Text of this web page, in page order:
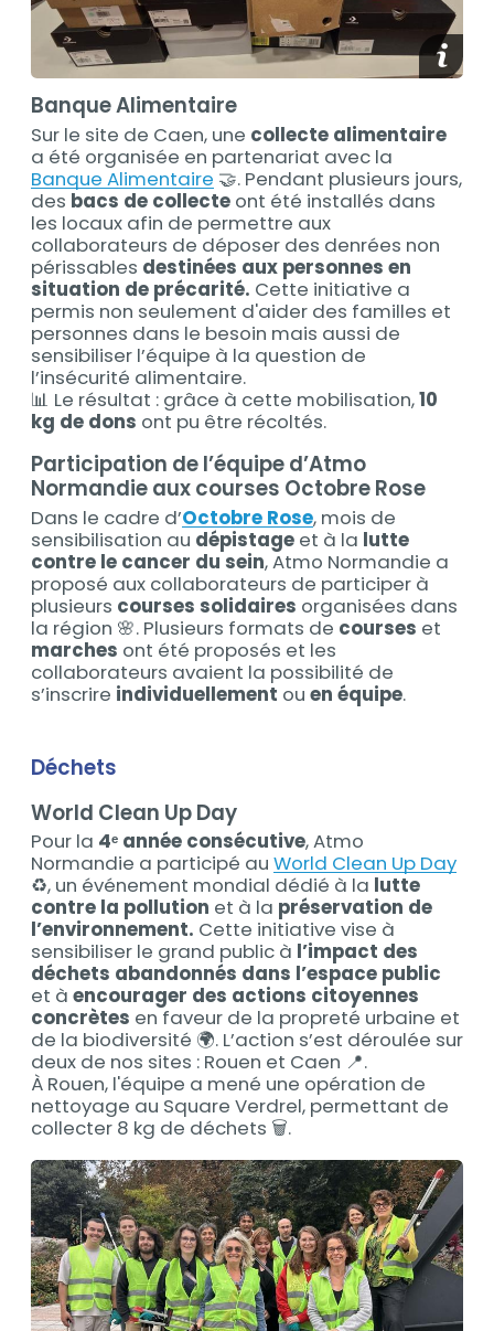
Banque Alimentaire
Sur le site de Caen, une collecte alimentaire
a été organisée en partenariat avec la
Banque Alimentaire 🤝. Pendant plusieurs jours,
des bacs de collecteont été installés dans
les locaux afin de permettre aux
collaborateurs de déposer des denrées non
périssables destinées aux personnes en
situation de précarité. Cette initiative a
permis non seulement d'aider des familles et
personnes dans le besoin mais aussi de
sensibiliser l’équipe à la question de
l’insécurité alimentaire.
📊 Le résultat : grâce à cette mobilisation,10
kg de dons ont pu être récoltés.
Participation de l’équipe d’Atmo
Normandie aux courses Octobre Rose
Dans le cadre d’Octobre Rose, mois de
sensibilisation au dépistageet à la lutte
contre le cancer du sein, Atmo Normandie a
proposé aux collaborateurs de participer à
plusieurs courses solidaires organisées dans
la région 🌸. Plusieurs formats de courses et
marches ont été proposés et les
collaborateurs avaient la possibilité de
s’inscrire individuellement ou en équipe.
Déchets
World Clean Up Day
Pour la 4ᵉ année consécutive, Atmo
Normandie a participé au World Clean Up Day
♻️, un événement mondial dédié à la lutte
contre la pollution et à la préservation de
l’environnement. Cette initiative vise à
sensibiliser le grand public à l’impact des
déchets abandonnés dans l’espace public
et à encourager des actions citoyennes
concrètes en faveur de la propreté urbaine et
de la biodiversité 🌍. L’action s’est déroulée sur
deux de nos sites : Rouen et Caen 📍.
À Rouen, l'équipe a mené une opération de
nettoyage au Square Verdrel, permettant de
collecter 8 kg de déchets 🗑️.